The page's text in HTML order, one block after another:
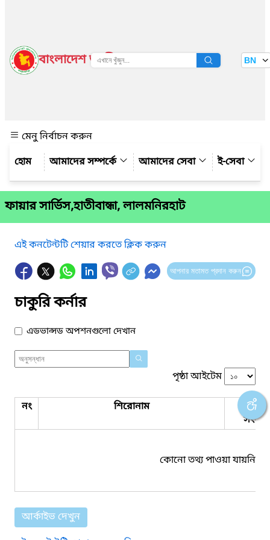
বাংলাদেশ জাতীয় তথ্য বাতায়ন BN
মেনু নির্বাচন করুন
আমাদের সম্পর্কে
আমাদের সেবা ই-সেবা
ফায়ার সার্ভিস,হাতীবান্ধা, লালমনিরহাট
এই কনটেন্টটি শেয়ার করতে ক্লিক করুন
আপনার মতামত প্রদান করুন
চাকুরি কর্নার
এডভান্সড অপশনগুলো দেখান
পৃষ্ঠা আইটেম
নং শিরোনাম
কোনো তথ্য পাওয়া যায়নি।
আর্কাইভ দেখুন